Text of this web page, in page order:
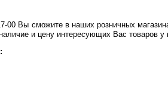
00 Вы сможите в наших розничных
и цену интересующих Вас товаров